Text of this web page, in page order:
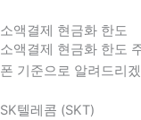
소액결제 현금화 한도
소액결제 현금화 한도
폰 기준으로 알려드리
SK텔레콤 (SKT)